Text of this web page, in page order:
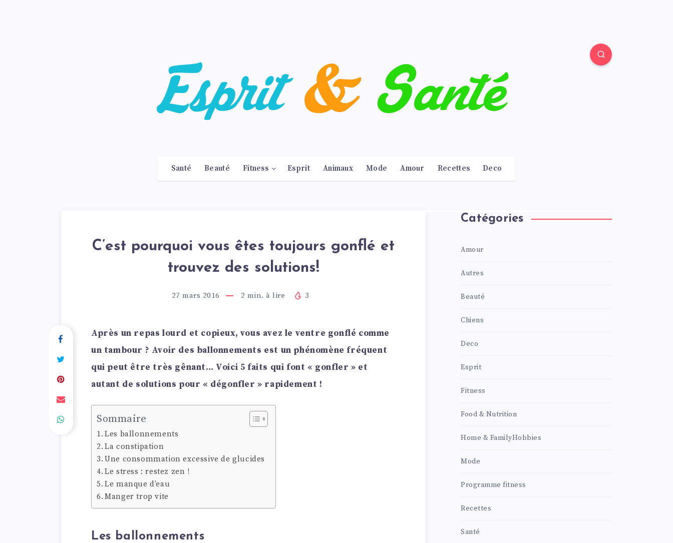
Santé Beauté Fitness Esprit Animaux Mode Amour Recettes Deco
C’est pourquoi vous êtes toujours gonflé et
trouvez des solutions!
27 mars 2016 2 min. à lire 3
Après un repas lourd et copieux, vous avez le ventre gonflé comme
un tambour ? Avoir des ballonnements est un phénomène fréquent
qui peut être très gênant… Voici 5 faits qui font « gonfler » et
autant de solutions pour « dégonfler » rapidement !
Sommaire
Les ballonnements
La constipation
Une consommation excessive de glucides
Le stress : restez zen !
Le manque d’eau
Manger trop vite
Les ballonnements
Catégories
Amour
Autres
Beauté
Chiens
Deco
Esprit
Fitness
Food & Nutrition
Home & FamilyHobbies
Mode
Programme fitness
Recettes
Santé